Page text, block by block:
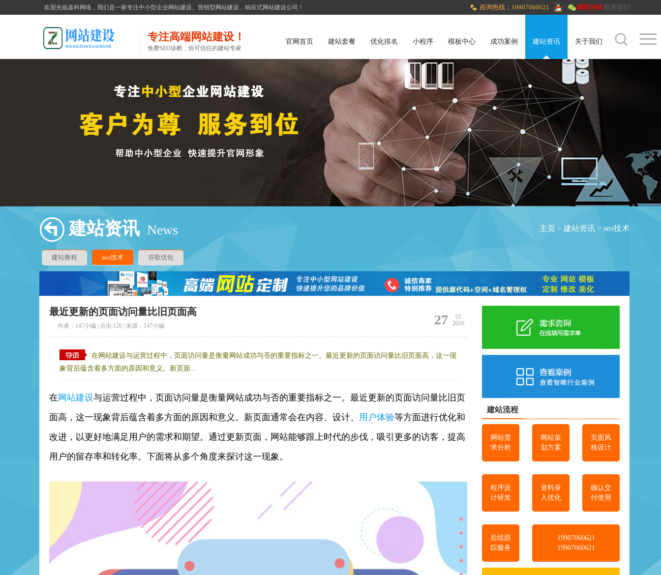
欢迎光临嘉科网络，我们是一家专注中小型企业网站建设、营销型网站建设、响应式网站建设公司！ 咨询热线：19907060621 城市分站 联系我们
专注高端网站建设！
免费SEO诊断，你可信任的建站专家
官网首页 建站套餐 优化排名 小程序 模板中心 成功案例 建站资讯 关于我们
建站资讯 News 主页 > 建站资讯 > seo技术
建站教程 seo技术 谷歌优化
最近更新的页面访问量比旧页面高
作者：147小编 | 点击:120 | 来源：147小编 27
05
2026
在网站建设与运营过程中，页面访问量是衡量网站成功与否的重要指标之一。最近更新的页面访问量比旧页面高，这一现
象背后蕴含着多方面的原因和意义。新页面...
在 网站建设与运营过程中，页面访问量是衡量网站成功与否的重要指标之一。最近更新的页面访问量比旧页
面高，这一现象背后蕴含着多方面的原因和意义。新页面通常会在内容、设计、 用户体验等方面进行优化和
改进，以更好地满足用户的需求和期望。通过更新页面，网站能够跟上时代的步伐，吸引更多的访客，提高
用户的留存率和转化率。下面将从多个角度来探讨这一现象。
建站流程
网站需
求分析
网站策
划方案
页面风
格设计
程序设
计研发
资料录
入优化
确认交
付使用
后续跟
踪服务
19907060621
19907060621